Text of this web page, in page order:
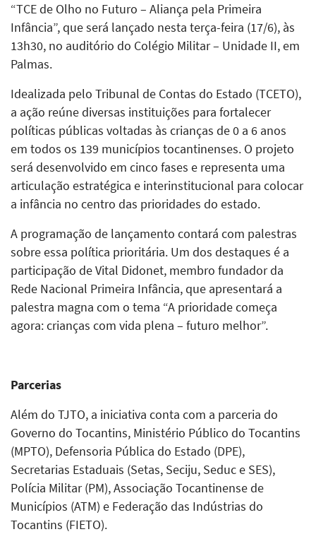
“TCE de Olho no Futuro – Aliança pela Primeira
Infância”, que será lançado nesta terça-feira (17/6), às
13h30, no auditório do Colégio Militar – Unidade II, em
Palmas.
Idealizada pelo Tribunal de Contas do Estado (TCETO),
a ação reúne diversas instituições para fortalecer
políticas públicas voltadas às crianças de 0 a 6 anos
em todos os 139 municípios tocantinenses. O projeto
será desenvolvido em cinco fases e representa uma
articulação estratégica e interinstitucional para colocar
a infância no centro das prioridades do estado.
A programação de lançamento contará com palestras
sobre essa política prioritária. Um dos destaques é a
participação de Vital Didonet, membro fundador da
Rede Nacional Primeira Infância, que apresentará a
palestra magna com o tema “A prioridade começa
agora: crianças com vida plena – futuro melhor”.
Parcerias
Além do TJTO, a iniciativa conta com a parceria do
Governo do Tocantins, Ministério Público do Tocantins
(MPTO), Defensoria Pública do Estado (DPE),
Secretarias Estaduais (Setas, Seciju, Seduc e SES),
Polícia Militar (PM), Associação Tocantinense de
Municípios (ATM) e Federação das Indústrias do
Tocantins (FIETO).